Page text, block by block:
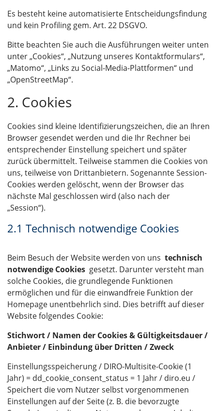
Es besteht keine automatisierte Entscheidungsfindung
und kein Profiling gem. Art. 22 DSGVO.
Bitte beachten Sie auch die Ausführungen weiter unten
unter „Cookies“, „Nutzung unseres Kontaktformulars“,
„Matomo“, „Links zu Social-Media-Plattformen“ und
„OpenStreetMap“.
2. Cookies
Cookies sind kleine Identifizierungszeichen, die an Ihren
Browser gesendet werden und die Ihr Rechner bei
entsprechender Einstellung speichert und später
zurück übermittelt. Teilweise stammen die Cookies von
uns, teilweise von Drittanbietern. Sogenannte Session-
Cookies werden gelöscht, wenn der Browser das
nächste Mal geschlossen wird (also nach der
„Session“).
2.1 Technisch notwendige Cookies
Beim Besuch der Website werden von uns technisch
notwendige Cookies gesetzt. Darunter versteht man
solche Cookies, die grundlegende Funktionen
ermöglichen und für die einwandfreie Funktion der
Homepage unentbehrlich sind. Dies betrifft auf dieser
Website folgendes Cookie:
Stichwort / Namen der Cookies & Gültigkeitsdauer /
Anbieter / Einbindung über Dritten / Zweck
Einstellungsspeicherung / DIRO-Multisite-Cookie (1
Jahr) = dd_cookie_consent_status = 1 Jahr / diro.eu /
Speichert die vom Nutzer selbst vorgenommenen
Einstellungen auf der Seite (z. B. die bevorzugte